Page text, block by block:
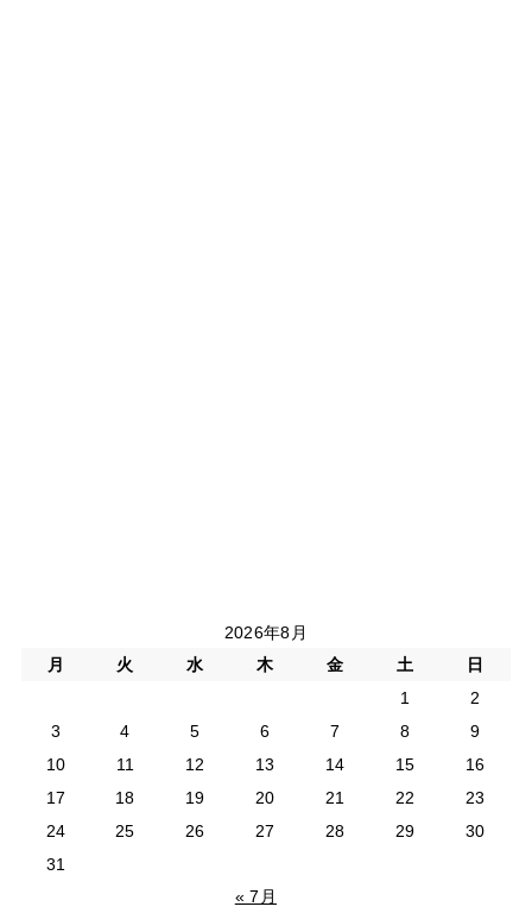
2026年8月
月
火 水 木 金 土
日
1
2
3
4 5 6 7 8
9
10
11 12 13 14 15
16
17
18 19 20 21 22
23
24
25 26 27 28 29
30
31
« 7月